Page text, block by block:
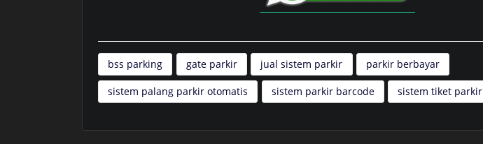
bss parking gate parkir jual sistem parkir parkir berbayar
sistem palang parkir otomatis sistem parkir barcode sistem tiket parkir